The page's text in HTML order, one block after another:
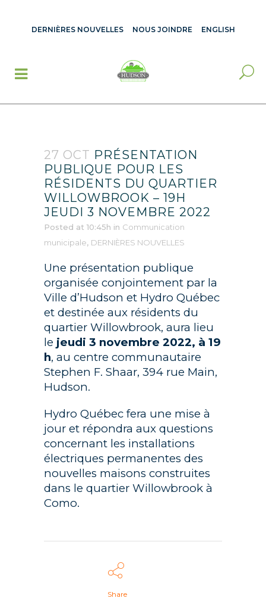
DERNIÈRES NOUVELLES NOUS JOINDRE ENGLISH
27 OCT PRÉSENTATION
PUBLIQUE POUR LES
RÉSIDENTS DU QUARTIER
WILLOWBROOK – 19H
JEUDI 3 NOVEMBRE 2022
Posted at 10:45h in Communication
municipale, DERNIÈRES NOUVELLES
Une présentation publique
organisée conjointement par la
Ville d’Hudson et Hydro Québec
et destinée aux résidents du
quartier Willowbrook, aura lieu
le jeudi 3 novembre 2022, à 19
h, au centre communautaire
Stephen F. Shaar, 394 rue Main,
Hudson.
Hydro Québec fera une mise à
jour et répondra aux questions
concernant les installations
électriques permanentes des
nouvelles maisons construites
dans le quartier Willowbrook à
Como.
Share